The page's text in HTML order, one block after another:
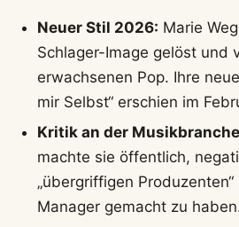
Neuer Stil 2026: Marie
Schlager-Image gelöst und
erwachsenen Pop. Ihre
mir Selbst“ erschien im
Kritik an der
machte sie öffentlich,
„übergriffigen
Manager gemacht zu